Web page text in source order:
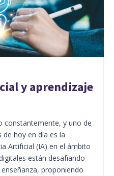
y aprendizaje
constantemente, y uno de
hoy en día es la
Artificial (IA) en el ámbito
están desafiando
proponiendo